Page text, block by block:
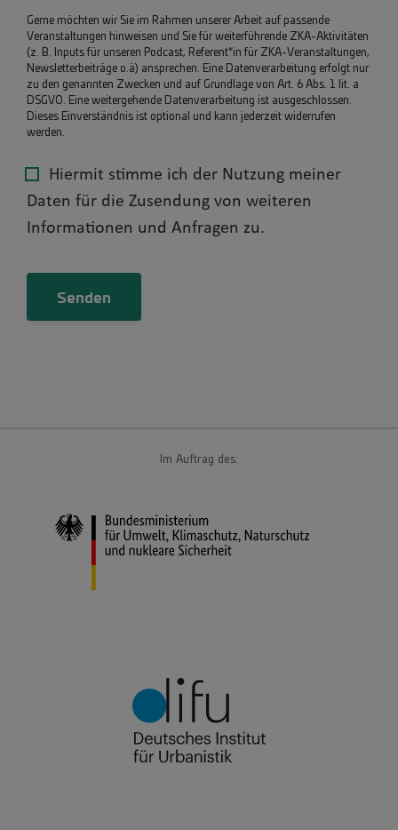
Gerne möchten wir Sie im Rahmen unserer Arbeit auf passende
Veranstaltungen hinweisen und Sie für weiterführende ZKA-Aktivitäten
(z. B. Inputs für unseren Podcast, Referent*in für ZKA-Veranstaltungen,
Newsletterbeiträge o.ä) ansprechen. Eine Datenverarbeitung erfolgt nur
zu den genannten Zwecken und auf Grundlage von Art. 6 Abs. 1 lit. a
DSGVO. Eine weitergehende Datenverarbeitung ist ausgeschlossen.
Dieses Einverständnis ist optional und kann jederzeit widerrufen
werden.
Hiermit stimme ich der Nutzung meiner
Daten für die Zusendung von weiteren
Informationen und Anfragen zu.
Im Auftrag des: